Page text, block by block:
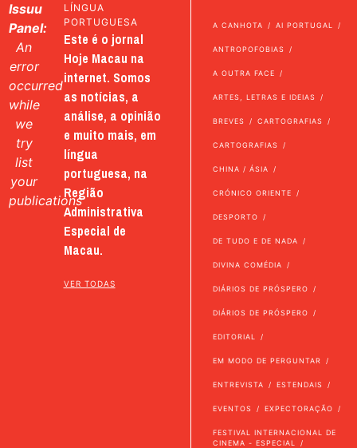
Issuu
Panel:
An
error
occurred
while
we
try
list
your
publications
LÍNGUA
PORTUGUESA
Este é o jornal
Hoje Macau na
internet. Somos
as notícias, a
análise, a opinião
e muito mais, em
língua
portuguesa, na
Região
Administrativa
Especial de
Macau.
VER TODAS
A CANHOTA AI PORTUGAL
ANTROPOFOBIAS
A OUTRA FACE
ARTES, LETRAS E IDEIAS
BREVES CARTOGRAFIAS
CARTOGRAFIAS
CHINA / ÁSIA
CRÓNICO ORIENTE
DESPORTO
DE TUDO E DE NADA
DIVINA COMÉDIA
DIÁRIOS DE PRÓSPERO
DIÁRIOS DE PRÓSPERO
EDITORIAL
EM MODO DE PERGUNTAR
ENTREVISTA ESTENDAIS
EVENTOS EXPECTORAÇÃO
FESTIVAL INTERNACIONAL DE
CINEMA - ESPECIAL